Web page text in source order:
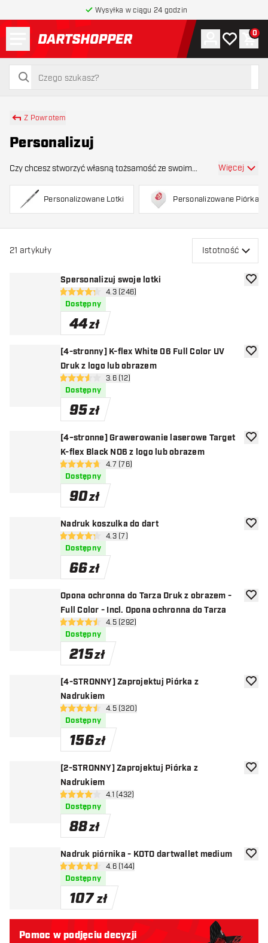
Wysyłka w ciągu 24 godzin
powrót do strony głównej
szukaj
szukaj
Konto
Moja lista
0
Z Powrotem
Personalizuj
Czy chcesz stworzyć własną tożsamość ze swoim
swój sprzęt do gry w rzutki? W takim razie trafiłeś we
właściwe miejsce! Na tej stronie znajdziesz w
Więcej
Personalizowane Lotki Personalizowane Piórka
21 artykuły Istotność
Spersonalizuj swoje lotki
otwórz panel recenzji
4.3 gwiazdki oceny
4.3 (246)
Dostępny
44zł
[4-stronny] K-flex White 06 Full Color UV
Druk z logo lub obrazem
otwórz panel recenzji
3.6 gwiazdki oceny
3.6 (12)
Dostępny
95zł
[4−stronne] Grawerowanie laserowe Target
K-flex Black NO6 z logo lub obrazem
otwórz panel recenzji
4.7 gwiazdki oceny
4.7 (76)
Dostępny
90zł
Nadruk koszulka do dart
otwórz panel recenzji
4.3 gwiazdki oceny
4.3 (7)
Dostępny
66zł
Opona ochronna do Tarza Druk z obrazem -
Full Color - Incl. Opona ochronna do Tarza
otwórz panel recenzji
4.5 gwiazdki oceny
4.5 (292)
Dostępny
215zł
[4-STRONNY] Zaprojektuj Piórka z
Nadrukiem
otwórz panel recenzji
4.5 gwiazdki oceny
4.5 (320)
Dostępny
156zł
[2-STRONNY] Zaprojektuj Piórka z
Nadrukiem
otwórz panel recenzji
4.1 gwiazdki oceny
4.1 (432)
Dostępny
88zł
Nadruk piórnika - KOTO dartwallet medium
otwórz panel recenzji
4.6 gwiazdki oceny
4.6 (144)
Dostępny
107 zł
Pomoc w podjęciu decyzji